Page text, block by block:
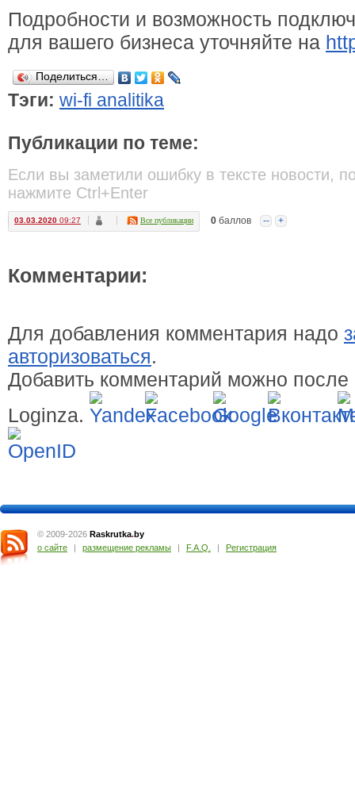
Подробности и возможность
для вашего бизнеса уточняйте на
Поделиться…
Тэги: wi-fi analitika
Публикации по теме:
Если вы заметили ошибку в тексте новости,
нажмите Ctrl+Enter
03.03.2020 09:27 Все публикации 0 баллов -- +
Комментарии:
Для добавления комментария надо
авторизоваться.
Добавить комментарий можно после
Loginza.
© 2009-2026 Raskrutka.by
о сайте
| размещение рекламы | F.A.Q. | Регистрация